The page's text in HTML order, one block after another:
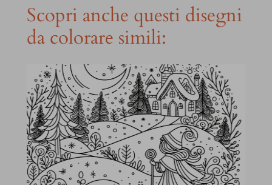
Scopri anche questi disegni
da colorare simili: